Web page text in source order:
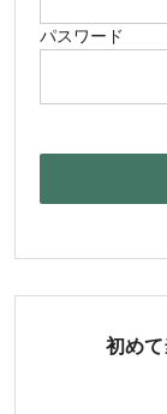
パスワード
初め